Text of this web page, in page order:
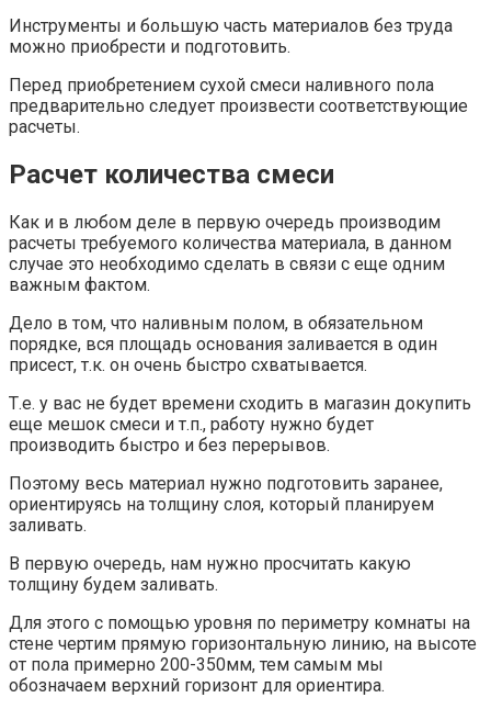
Инструменты и большую часть материалов без труда
можно приобрести и подготовить.
Перед приобретением сухой смеси наливного пола
предварительно следует произвести соответствующие
расчеты.
Расчет количества смеси
Как и в любом деле в первую очередь производим
расчеты требуемого количества материала, в данном
случае это необходимо сделать в связи с еще одним
важным фактом.
Дело в том, что наливным полом, в обязательном
порядке, вся площадь основания заливается в один
присест, т.к. он очень быстро схватывается.
Т.е. у вас не будет времени сходить в магазин докупить
еще мешок смеси и т.п., работу нужно будет
производить быстро и без перерывов.
Поэтому весь материал нужно подготовить заранее,
ориентируясь на толщину слоя, который планируем
заливать.
В первую очередь, нам нужно просчитать какую
толщину будем заливать.
Для этого с помощью уровня по периметру комнаты на
стене чертим прямую горизонтальную линию, на высоте
от пола примерно 200-350мм, тем самым мы
обозначаем верхний горизонт для ориентира.